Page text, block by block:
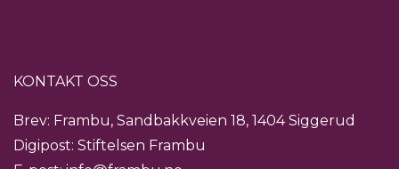
KONTAKT OSS
Brev: Frambu, Sandbakkveien 18, 1404 Siggerud
Digipost: Stiftelsen Frambu